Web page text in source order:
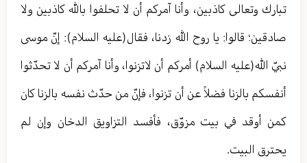
تبارك وتعالی كاذبين، وأنا آمركم أن لا تحلفوا بالله كاذبين ولا
صادقين؛ قالوا: يا روح الله زدنا، فقال(عليه السلام): إنّ موسى
نبيّ الله(عليه السلام) أمركم أن لاتزنوا، وأنا آمركم أن لا تحدّثوا
أنفسكم بالزنا فضلاً عن أن تزنوا، فإنّ من حدّث نفسه بالزنا كان
كمن أوقد في بيت مزوّق، فأفسد التزاويق الدخان وإن لم
يحترق البيت.